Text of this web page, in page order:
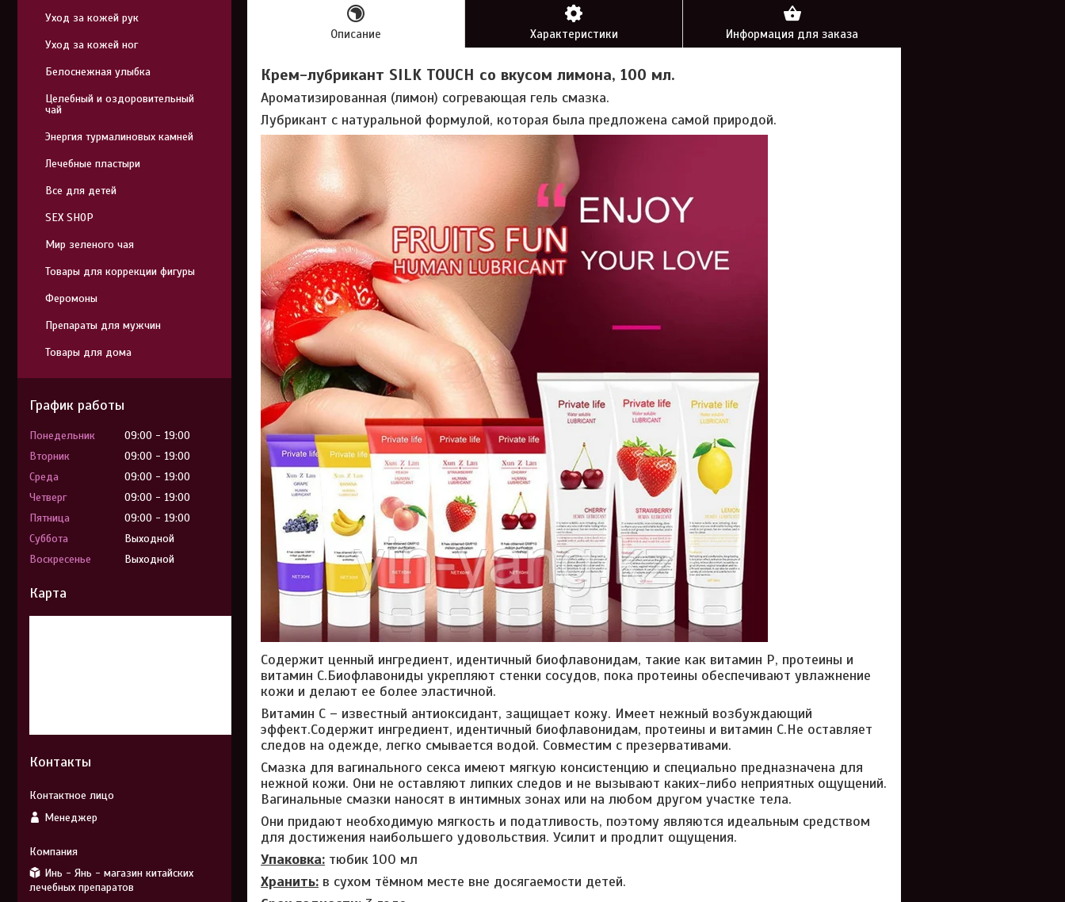
Описание Характеристики Информация для заказа
Крем-лубрикант SILK TOUCH со вкусом лимона, 100 мл.
Ароматизированная (лимон) согревающая гель смазка.
Лубрикант с натуральной формулой, которая была предложена самой природой.
Содержит ценный ингредиент, идентичный биофлавонидам, такие как витамин Р, протеины и
витамин С.Биофлавониды укрепляют стенки сосудов, пока протеины обеспечивают увлажнение
кожи и делают ее более эластичной.
Витамин С – известный антиоксидант, защищает кожу. Имеет нежный возбуждающий
эффект.Содержит ингредиент, идентичный биофлавонидам, протеины и витамин С.Не оставляет
следов на одежде, легко смывается водой. Совместим с презервативами.
Смазка для вагинального секса имеют мягкую консистенцию и специально предназначена для
нежной кожи. Они не оставляют липких следов и не вызывают каких-либо неприятных ощущений.
Вагинальные смазки наносят в интимных зонах или на любом другом участке тела.
Они придают необходимую мягкость и податливость, поэтому являются идеальным средством
для достижения наибольшего удовольствия. Усилит и продлит ощущения.
Упаковка: тюбик 100 мл
Хранить: в сухом тёмном месте вне досягаемости детей.
Уход за кожей рук
Уход за кожей ног
Белоснежная улыбка
Целебный и оздоровительный
чай
Энергия турмалиновых камней
Лечебные пластыри
Все для детей
SEX SHOP
Мир зеленого чая
Товары для коррекции фигуры
Феромоны
Препараты для мужчин
Товары для дома
График работы
Понедельник 09:00
19:00
Вторник
09:00
19:00
Среда
09:00
19:00
Четверг
09:00
19:00
Пятница
09:00
19:00
Суббота
Выходной
Воскресенье
Выходной
Карта
Контакты
Менеджер
Инь - Янь - магазин китайских
лечебных препаратов